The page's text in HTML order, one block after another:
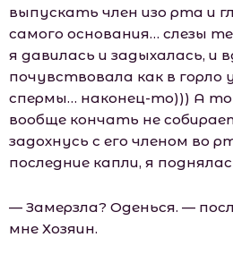
выпускать член изо рта и
самого основания… слезы
я давилась и задыхалась, и
почувствовала как в горло
спермы… наконец-то))) А
вообще кончать не
задохнусь с его членом во
последние капли, я
— Замерзла? Оденься. —
мне Хозяин.